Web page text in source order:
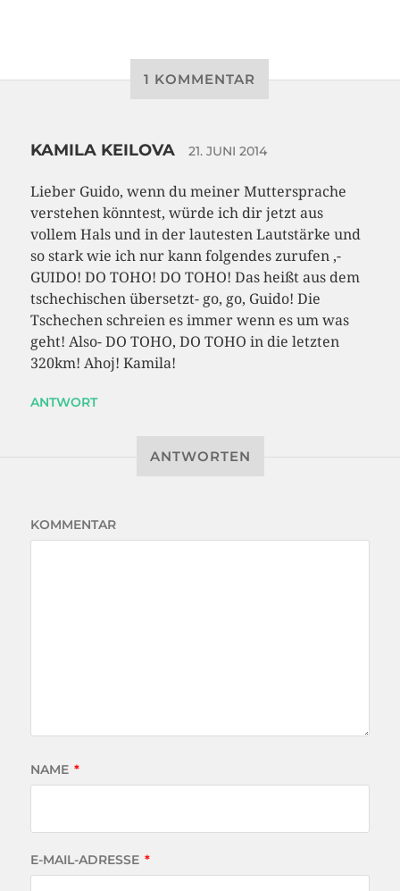
1 KOMMENTAR
KAMILA KEILOVA 21. JUNI 2014
Lieber Guido, wenn du meiner Muttersprache
verstehen könntest, würde ich dir jetzt aus
vollem Hals und in der lautesten Lautstärke und
so stark wie ich nur kann folgendes zurufen ,-
GUIDO! DO TOHO! DO TOHO! Das heißt aus dem
tschechischen übersetzt- go, go, Guido! Die
Tschechen schreien es immer wenn es um was
geht! Also- DO TOHO, DO TOHO in die letzten
320km! Ahoj! Kamila!
ANTWORT
ANTWORTEN
KOMMENTAR
NAME *
E-MAIL-ADRESSE *